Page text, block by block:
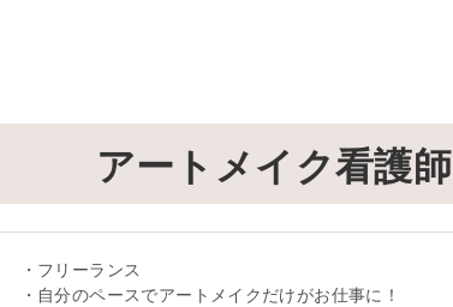
アートメイク看護師
・フリーランス
・自分のペースでアートメイクだけがお仕事に！